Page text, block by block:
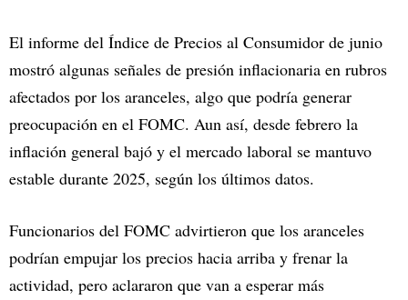
El informe del Índice de Precios al Consumidor de junio
mostró algunas señales de presión inflacionaria en rubros
afectados por los aranceles, algo que podría generar
preocupación en el FOMC. Aun así, desde febrero la
inflación general bajó y el mercado laboral se mantuvo
estable durante 2025, según los últimos datos.
Funcionarios del FOMC advirtieron que los aranceles
podrían empujar los precios hacia arriba y frenar la
actividad, pero aclararon que van a esperar más